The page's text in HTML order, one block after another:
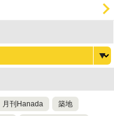
月刊Hanada 築地